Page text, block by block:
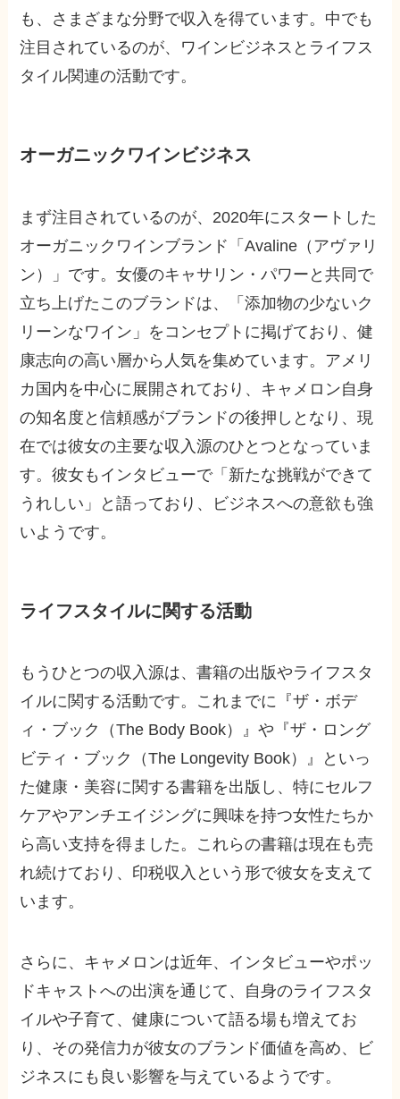
も、さまざまな分野で収入を得ています。中でも
注目されているのが、ワインビジネスとライフス
タイル関連の活動です。
オーガニックワインビジネス
まず注目されているのが、2020年にスタートした
オーガニックワインブランド「Avaline（アヴァリ
ン）」です。女優のキャサリン・パワーと共同で
立ち上げたこのブランドは、「添加物の少ないク
リーンなワイン」をコンセプトに掲げており、健
康志向の高い層から人気を集めています。アメリ
カ国内を中心に展開されており、キャメロン自身
の知名度と信頼感がブランドの後押しとなり、現
在では彼女の主要な収入源のひとつとなっていま
す。彼女もインタビューで「新たな挑戦ができて
うれしい」と語っており、ビジネスへの意欲も強
いようです。
ライフスタイルに関する活動
もうひとつの収入源は、書籍の出版やライフスタ
イルに関する活動です。これまでに『ザ・ボデ
ィ・ブック（The Body Book）』や『ザ・ロング
ビティ・ブック（The Longevity Book）』といっ
た健康・美容に関する書籍を出版し、特にセルフ
ケアやアンチエイジングに興味を持つ女性たちか
ら高い支持を得ました。これらの書籍は現在も売
れ続けており、印税収入という形で彼女を支えて
います。
さらに、キャメロンは近年、インタビューやポッ
ドキャストへの出演を通じて、自身のライフスタ
イルや子育て、健康について語る場も増えてお
り、その発信力が彼女のブランド価値を高め、ビ
ジネスにも良い影響を与えているようです。